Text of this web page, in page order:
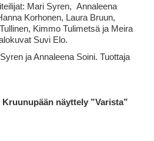
Mari Syren, Annaleena
Korhonen, Laura Bruun,
Kimmo Tulimetsä ja Meira
Suvi Elo.
ja Annaleena Soini. Tuottaja
näyttely ”Varista”